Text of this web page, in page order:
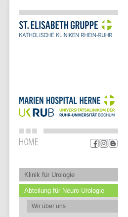
Klinik für Urologie
Abteilung für Neuro-Urologie
Wir über uns